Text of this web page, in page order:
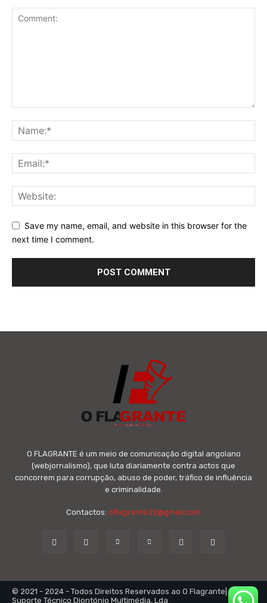
Save my name, email, and website in this browser for the
next time I comment.
O FLAGRANTE é um meio de comunicação digital angolano
(webjornalismo), que luta diariamente contra actos que
concorrem para corrupção, abuso de poder, tráfico de influência
e criminalidade.
Contactos: oflagrante22@gmail.com
© 2021 - 2024 - Todos Direitos Reservados ao O Flagrante|
Suporte Técnico Diontónio Multimédia, Lda